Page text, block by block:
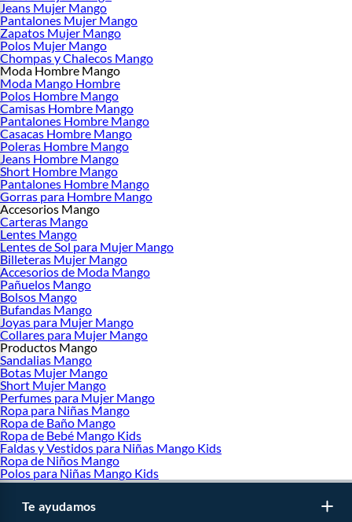
Jeans Mujer Mango
Pantalones Mujer Mango
Zapatos Mujer Mango
Polos Mujer Mango
Chompas y Chalecos Mango
Moda Hombre Mango
Moda Mango Hombre
Polos Hombre Mango
Camisas Hombre Mango
Pantalones Hombre Mango
Casacas Hombre Mango
Poleras Hombre Mango
Jeans Hombre Mango
Short Hombre Mango
Pantalones Hombre Mango
Gorras para Hombre Mango
Accesorios Mango
Carteras Mango
Lentes Mango
Lentes de Sol para Mujer Mango
Billeteras Mujer Mango
Accesorios de Moda Mango
Pañuelos Mango
Bolsos Mango
Bufandas Mango
Joyas para Mujer Mango
Collares para Mujer Mango
Productos Mango
Sandalias Mango
Botas Mujer Mango
Short Mujer Mango
Perfumes para Mujer Mango
Ropa para Niñas Mango
Ropa de Baño Mango
Ropa de Bebé Mango Kids
Faldas y Vestidos para Niñas Mango Kids
Ropa de Niños Mango
Polos para Niñas Mango Kids
Te ayudamos